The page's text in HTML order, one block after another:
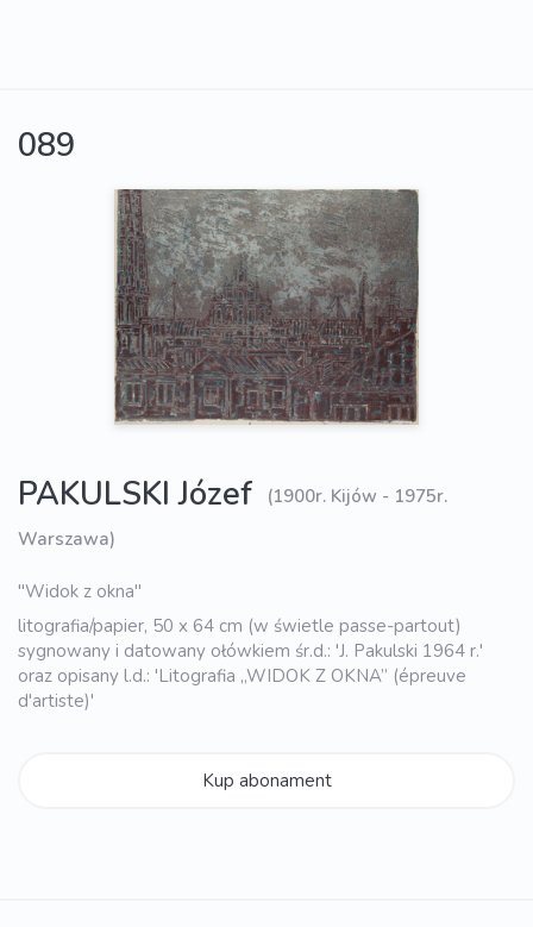
089
PAKULSKI Józef
(1900r. Kijów - 1975r.
Warszawa)
"Widok z okna"
litografia/papier, 50 x 64 cm (w świetle passe-partout)
sygnowany i datowany ołówkiem śr.d.: 'J. Pakulski 1964 r.'
oraz opisany l.d.: 'Litografia „WIDOK Z OKNA” (épreuve
d'artiste)'
Kup abonament